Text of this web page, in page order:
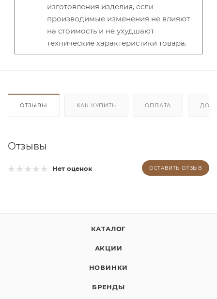
изготовления изделия, если
производимые изменения не влияют
на стоимость и не ухудшают
технические характеристики товара.
ОТЗЫВЫ КАК КУПИТЬ ОПЛАТА
Отзывы
Нет оценок ОСТАВИТЬ ОТЗЫВ
КАТАЛОГ
АКЦИИ
НОВИНКИ
БРЕНДЫ